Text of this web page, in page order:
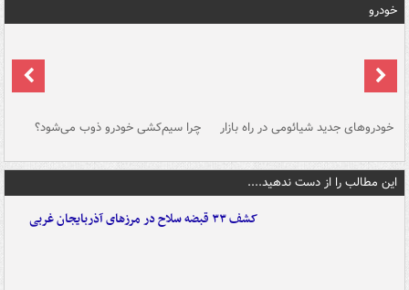
خودرو
خودروهای جدید شیائومی در راه بازار چرا سیم‌کشی خودرو ذوب می‌شود؟
این مطالب را از دست ندهید....
کشف ۳۳ قبضه سلاح در مرزهای آذربایجان غربی